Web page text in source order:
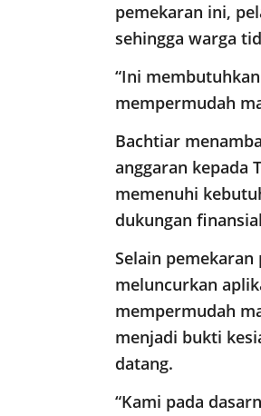
pemekaran ini,
sehingga warga
“Ini
mempermudah
Bachtiar
anggaran kepada
memenuhi
dukungan
Selain
meluncurkan
mempermudah
menjadi bukti
datang.
“Kami pada